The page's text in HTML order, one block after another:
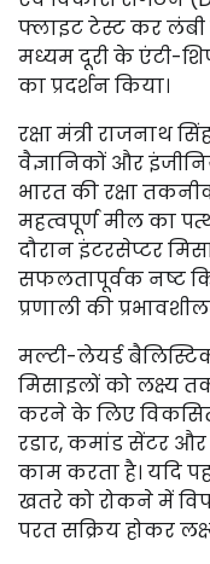
फ्लाइट टेस्ट कर लंबी
मध्यम दूरी के एंटी-
का प्रदर्शन किया।
रक्षा मंत्री राजनाथ
वैज्ञानिकों और
भारत की रक्षा
महत्वपूर्ण मील का
दौरान इंटरसेप्टर
सफलतापूर्वक नष्ट
प्रणाली की
मल्टी-लेयर्ड
मिसाइलों को लक्ष्य
करने के लिए
रडार, कमांड सेंटर
काम करता है। यदि
खतरे को रोकने में
परत सक्रिय होकर